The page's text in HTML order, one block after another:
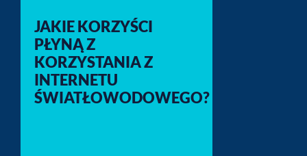
JAKIE KORZYŚCI
PŁYNĄ Z
KORZYSTANIA Z
INTERNETU
ŚWIATŁOWODOWEGO?